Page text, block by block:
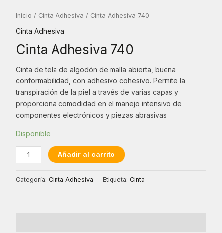
Inicio / Cinta Adhesiva / Cinta Adhesiva 740
Cinta Adhesiva
Cinta Adhesiva 740
Cinta de tela de algodón de malla abierta, buena
conformabilidad, con adhesivo cohesivo. Permite la
transpiración de la piel a través de varias capas y
proporciona comodidad en el manejo intensivo de
componentes electrónicos y piezas abrasivas.
Disponible
Cinta
Adhesiva
cantidad
Añadir al carrito
Categoría:Cinta Adhesiva Etiqueta:Cinta